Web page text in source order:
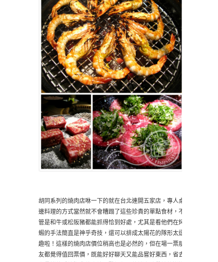
胡同系列的燒肉店咻一下的就在台北連開五家店，專人桌
邊料理的方式當然就不會糟蹋了這些珍貴的單點食材，不
管是和牛或松阪豬都能抓得恰到好處，尤其是看他們在烤
蝦的手法簡直是神乎奇技，還可以排成太陽花的隊形太逗
趣啦！這樣的燒肉店價位稍高也是必然的，但在場一票朋
友都覺得值回票價，既能好好聊天又能品嘗好東西，省去